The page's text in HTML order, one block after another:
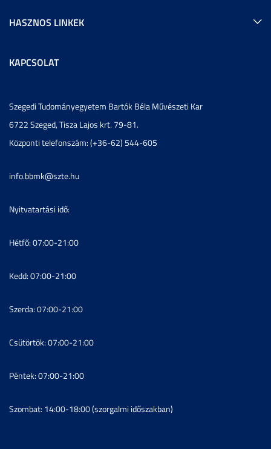
HASZNOS LINKEK
KAPCSOLAT
Szegedi Tudományegyetem Bartók Béla Művészeti Kar
6722 Szeged, Tisza Lajos krt. 79-81.
Központi telefonszám: (+36-62) 544-605
info.bbmk@szte.hu
Nyitvatartási idő:
Hétfő: 07:00-21:00
Kedd: 07:00-21:00
Szerda: 07:00-21:00
Csütörtök: 07:00-21:00
Péntek: 07:00-21:00
Szombat: 14:00-18:00 (szorgalmi időszakban)